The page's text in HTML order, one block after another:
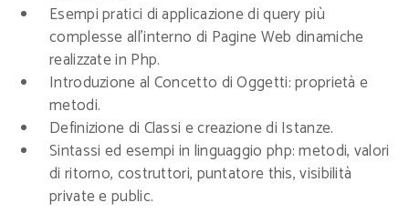
Esempi pratici di applicazione di query più
complesse all’interno di Pagine Web dinamiche
realizzate in Php.
Introduzione al Concetto di Oggetti: proprietà e
metodi.
Definizione di Classi e creazione di Istanze.
Sintassi ed esempi in linguaggio php: metodi, valori
di ritorno, costruttori, puntatore this, visibilità
private e public.